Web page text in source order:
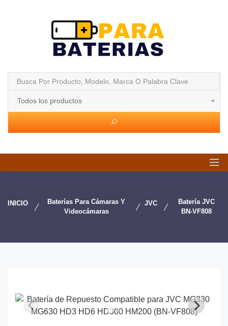
Todos los productos
INICIO
Baterías Para Cámaras Y
Videocámaras
JVC
Batería JVC
BN-VF808